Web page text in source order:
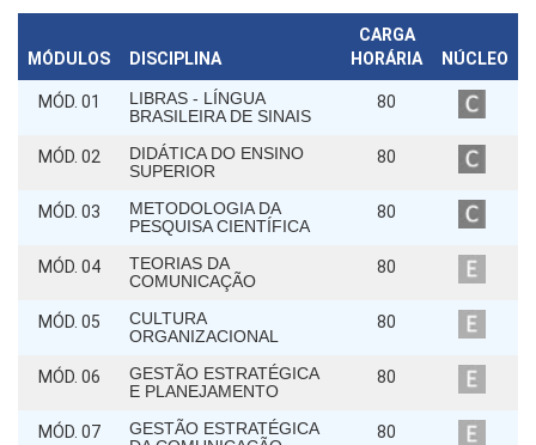
MÓDULOS DISCIPLINA
CARGA
HORÁRIA
NÚCLEO
MÓD. 01
LIBRAS - LÍNGUA
BRASILEIRA DE SINAIS
80
MÓD. 02
DIDÁTICA DO ENSINO
SUPERIOR
80
MÓD. 03
METODOLOGIA DA
PESQUISA CIENTÍFICA
80
MÓD. 04
TEORIAS DA
COMUNICAÇÃO
80
MÓD. 05
CULTURA
ORGANIZACIONAL
80
MÓD. 06
GESTÃO ESTRATÉGICA
E PLANEJAMENTO
80
MÓD. 07
GESTÃO ESTRATÉGICA
80